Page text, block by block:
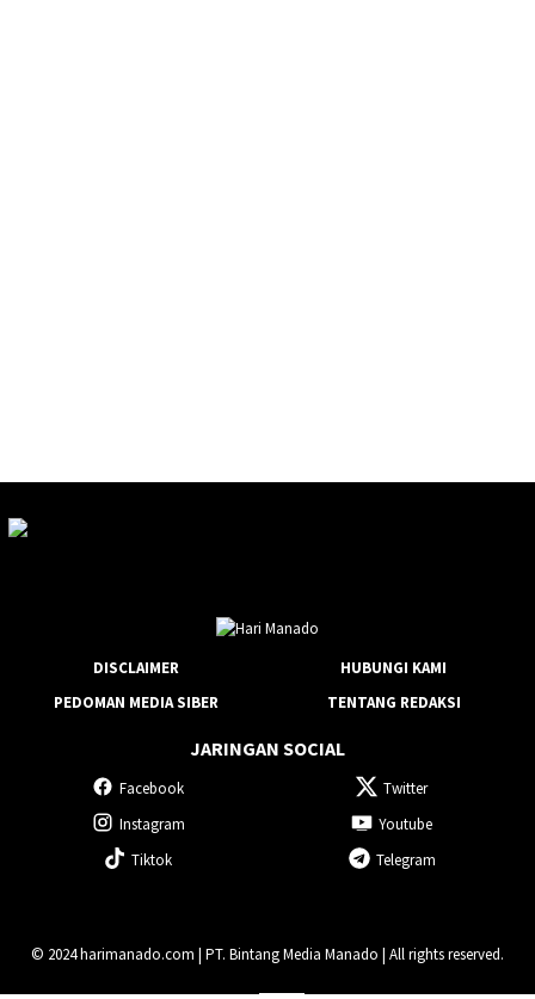
DISCLAIMER
HUBUNGI KAMI
PEDOMAN MEDIA SIBER
TENTANG REDAKSI
JARINGAN SOCIAL
Facebook
Twitter
Instagram
Youtube
Tiktok
Telegram
© 2024 harimanado.com | PT. Bintang Media Manado | All rights reserved.